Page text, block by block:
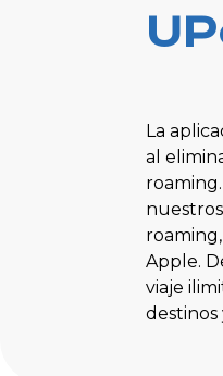
La
al
Apple.
viaje
destinos